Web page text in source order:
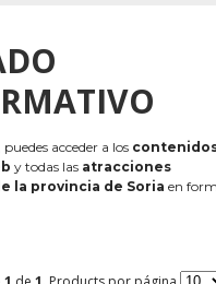
puedes acceder a los
y todas las atracciones
la provincia de Soria en